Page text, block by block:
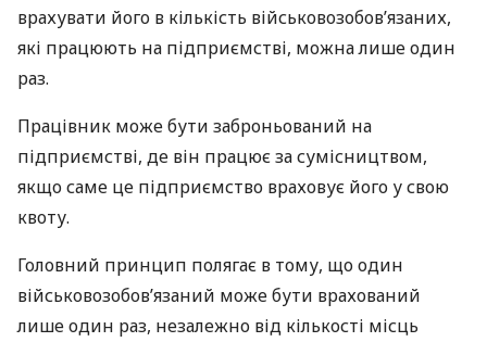
врахувати його в кількість військовозобов’язаних,
які працюють на підприємстві, можна лише один
раз.
Працівник може бути заброньований на
підприємстві, де він працює за сумісництвом,
якщо саме це підприємство враховує його у свою
квоту.
Головний принцип полягає в тому, що один
військовозобов’язаний може бути врахований
лише один раз, незалежно від кількості місць